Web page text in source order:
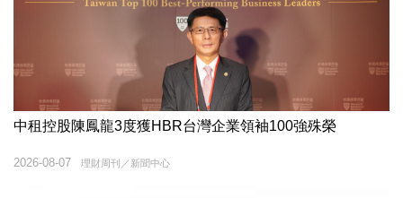
中租控股陳鳳龍3度獲HBR台灣企業領袖100強殊榮
理財周刊／新聞中心
2026-08-07